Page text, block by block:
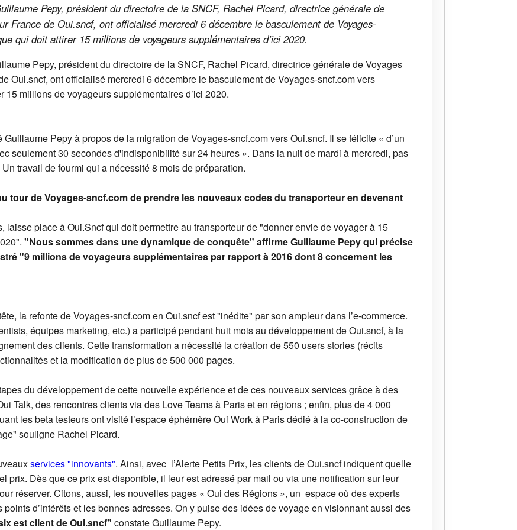
Pepy, président du directoire de la SNCF, Rachel Picard, directrice générale de
France de Oui.sncf, ont officialisé mercredi 6 décembre le basculement de Voyages-
qui doit attirer 15 millions de voyageurs supplémentaires d’ici 2020.
Pepy, président du directoire de la SNCF, Rachel Picard, directrice générale de Voyages
Oui.sncf, ont officialisé mercredi 6 décembre le basculement de Voyages-sncf.com vers
millions de voyageurs supplémentaires d’ici 2020.
Pepy à propos de la migration de Voyages-sncf.com vers Oui.sncf. Il se félicite « d’un
seulement 30 secondes d'indisponibilité sur 24 heures ». Dans la nuit de mardi à mercredi, pas
travail de fourmi qui a nécessité 8 mois de préparation.
tour de Voyages-sncf.com de prendre les nouveaux codes du transporteur en devenant
laisse place à Oui.Sncf qui doit permettre au transporteur de "donner envie de voyager à 15
"Nous sommes dans une dynamique de conquête" affirme Guillaume Pepy qui précise
"9 millions de voyageurs supplémentaires par rapport à 2016 dont 8 concernent les
la refonte de Voyages-sncf.com en Oui.sncf est "inédite" par son ampleur dans l’e-commerce.
équipes marketing, etc.) a participé pendant huit mois au développement de Oui.sncf, à la
des clients. Cette transformation a nécessité la création de 550 users stories (récits
et la modification de plus de 500 000 pages.
du développement de cette nouvelle expérience et de ces nouveaux services grâce à des
Talk, des rencontres clients via des Love Teams à Paris et en régions ; enfin, plus de 4 000
les beta testeurs ont visité l’espace éphémère Oui Work à Paris dédié à la co-construction de
souligne Rachel Picard.
services "innovants". Ainsi, avec l’Alerte Petits Prix, les clients de Oui.sncf indiquent quelle
prix. Dès que ce prix est disponible, il leur est adressé par mail ou via une notification sur leur
réserver. Citons, aussi, les nouvelles pages « Oui des Régions », un espace où des experts
d’intérêts et les bonnes adresses. On y puise des idées de voyage en visionnant aussi des
est client de Oui.sncf" constate Guillaume Pepy.